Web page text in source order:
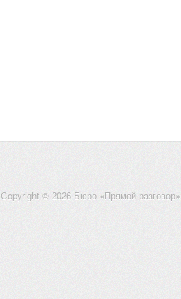
Copyright © 2026 Бюро «Прямой